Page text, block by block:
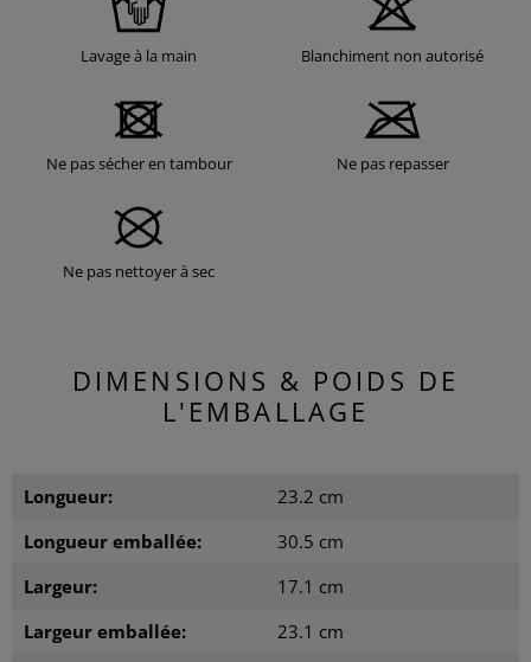
Lavage à la main Blanchiment non autorisé
Ne pas sécher en tambour Ne pas repasser
Ne pas nettoyer à sec
DIMENSIONS & POIDS DE
L'EMBALLAGE
Longueur:
23.2 cm
Longueur emballée:
30.5 cm
Largeur:
17.1 cm
Largeur emballée:
23.1 cm